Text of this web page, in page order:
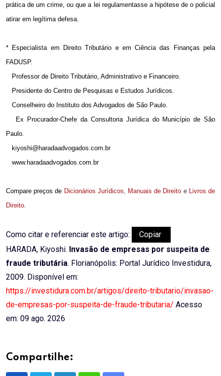
prática de um crime, ou que a lei regulamentasse a hipótese de o policial
atirar em legítima defesa.
* Especialista em Direito Tributário e em Ciência das Finanças pela
FADUSP.
Professor de Direito Tributário, Administrativo e Financeiro.
Presidente do Centro de Pesquisas e Estudos Jurídicos.
Conselheiro do Instituto dos Advogados de São Paulo.
Ex Procurador-Chefe da Consultoria Jurídica do Município de São
Paulo.
kiyoshi@haradaadvogados.com.br
www.haradaadvogados.com.br
Compare preços de Dicionários Jurídicos, Manuais de Direito e Livros de
Direito.
Como citar e referenciar este artigo:
Copiar
HARADA, Kiyoshi. Invasão de empresas por suspeita de
fraude tributária. Florianópolis: Portal Jurídico Investidura,
2009. Disponível em:
https://investidura.com.br/artigos/direito-tributario/invasao-
de-empresas-por-suspeita-de-fraude-tributaria/ Acesso
em: 09 ago. 2026
Compartilhe: